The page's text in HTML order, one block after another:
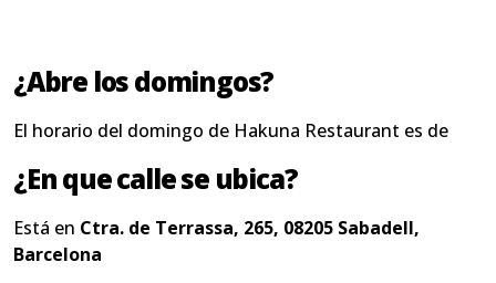
¿Abre los domingos?
El horario del domingo de Hakuna Restaurant es de
¿En que calle se ubica?
Está en Ctra. de Terrassa, 265, 08205 Sabadell,
Barcelona